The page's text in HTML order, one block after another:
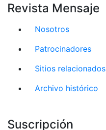
Revista Mensaje
Nosotros
Patrocinadores
Sitios relacionados
Archivo histórico
Suscripción